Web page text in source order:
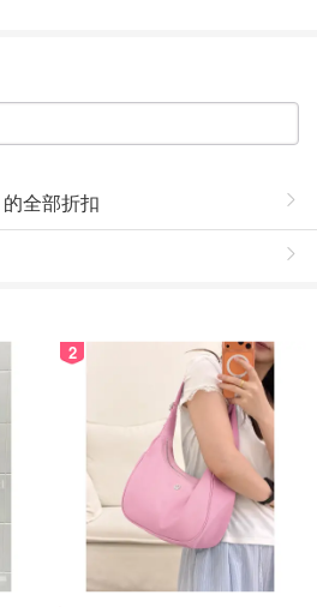
的全部折扣
2